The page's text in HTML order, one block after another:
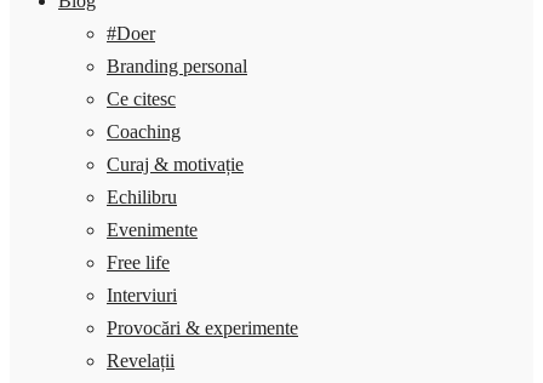
#Doer
Branding personal
Ce citesc
Coaching
Curaj & motivație
Echilibru
Evenimente
Free life
Interviuri
Provocări & experimente
Revelații